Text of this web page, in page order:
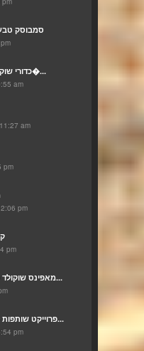
סמבוסק
כדורי שוקולד טבעוניים קלים לה�...
am
am
pm
pm
pm
מאפינס שוקולד טבעוני עם קרם קוקוס...
פרוייקט שותפות למטבח, טארט תותים...
pm